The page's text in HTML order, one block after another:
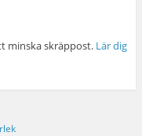
minska skräppost. Lär dig